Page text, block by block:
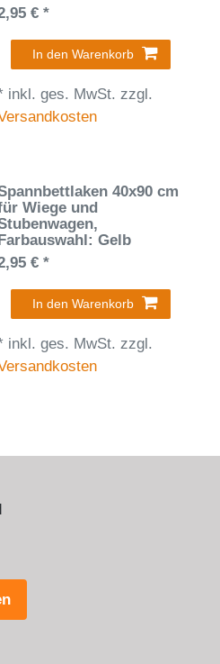
€ *
In den Warenkorb
inkl. ges. MwSt. zzgl.
40x90 cm
Wiege und
,
Farbauswahl: Gelb
€ *
In den Warenkorb
inkl. ges. MwSt. zzgl.